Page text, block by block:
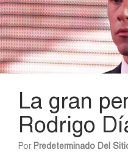
La gran
Rodrigo
Por Predeterminado Del